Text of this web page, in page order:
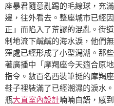
座暴君隨意亂踢的毛線球，充
邊，往外看去。整座城市已經
正」而陷入了荒謬的混亂。街
制地流下鹹鹹的海水淚，他們
窪處已經形成了小型潟湖。那
著廣播中「摩羯座今天適合原
指令。數百名西裝筆挺的摩羯
鞋子裡裝滿了已經潮濕的淚水
瓶大直室內設計喃喃自語，感